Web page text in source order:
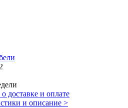
доставке и оплате
и описание >